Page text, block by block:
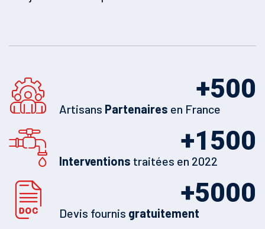
500
+
Artisans Partenaires en France
1500
+
Interventions traitées en 2022
5000
+
Devis fournis gratuitement